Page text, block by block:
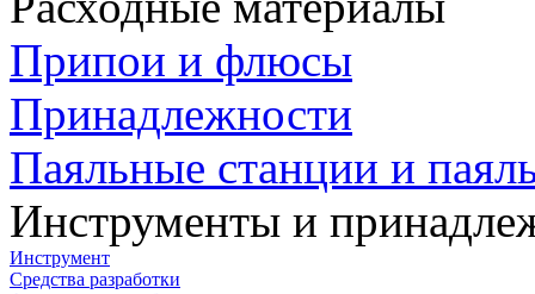
Припои и флюсы
Принадлежности
Паяльные станции и
Инструменты и
Инструмент
Средства разработки